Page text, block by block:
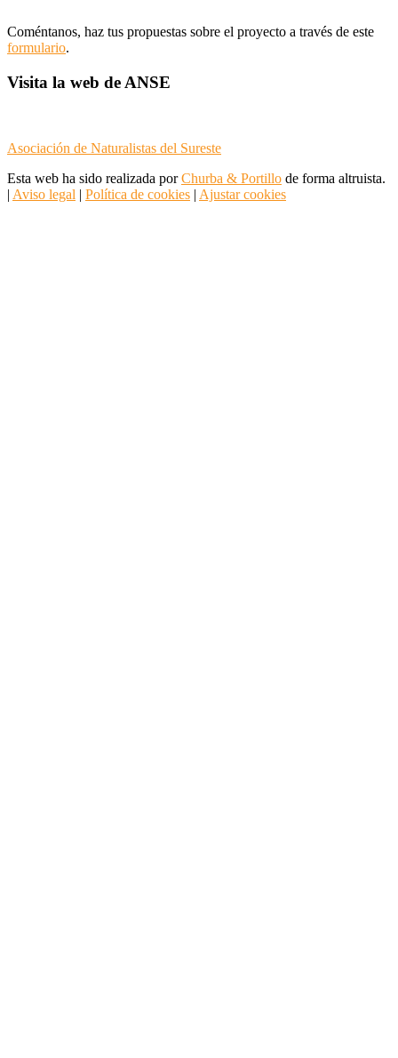
Coméntanos, haz tus propuestas sobre el proyecto a través de este
formulario.
Visita la web de ANSE
Asociación de Naturalistas del Sureste
Esta web ha sido realizada porChurba & Portillo de forma altruista.
| Aviso legal | Política de cookies | Ajustar cookies